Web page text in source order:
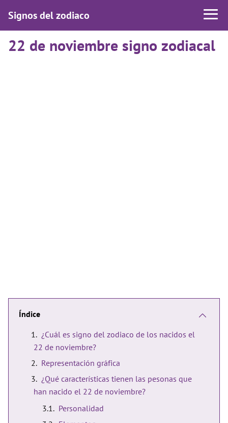
Signos del zodiaco
22 de noviembre signo zodiacal
Índice
¿Cuál es signo del zodiaco de los nacidos el
22 de noviembre?
Representación gráfica
¿Qué características tienen las pesonas que
han nacido el 22 de noviembre?
Personalidad